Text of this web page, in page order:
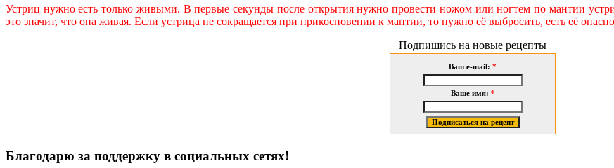
Устриц нужно есть только живыми. В первые секунды после открытия нужно провести ножом или ногтем по мантии
это значит, что она живая. Если устрица не сокращается при прикосновении к мантии, то нужно её выбросить, есть её
Подпишись на новые рецепты
Ваш e-mail: *
Ваше имя: *
Благодарю за поддержку в социальных сетях!